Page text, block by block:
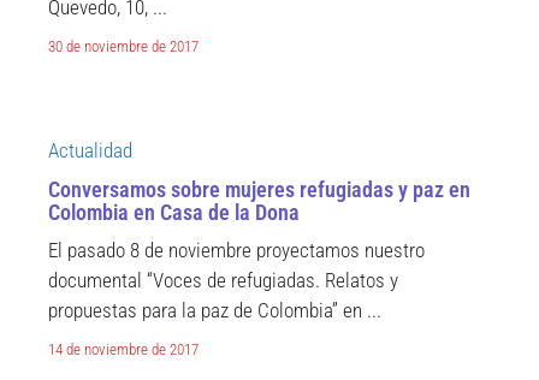
Quevedo, 10, ...
30 de noviembre de 2017
Actualidad
Conversamos sobre mujeres refugiadas y paz en
Colombia en Casa de la Dona
El pasado 8 de noviembre proyectamos nuestro
documental “Voces de refugiadas. Relatos y
propuestas para la paz de Colombia” en ...
14 de noviembre de 2017